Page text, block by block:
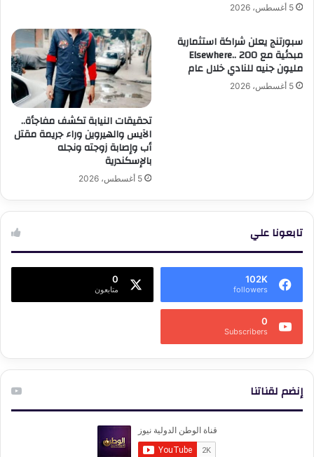
5 أغسطس، 2026
سبورتنج يعلن شراكة استثمارية
مبدئية مع Elsewhere.. 200
مليون جنيه للنادي خلال عام
5 أغسطس، 2026
تحقيقات النيابة تكشف مفاجأة..
الآيس والهيروين وراء جريمة مقتل
أب وإصابة زوجته ونجله
بالإسكندرية
5 أغسطس، 2026
تابعونا علي
102K
followers
0
متابعون
0
Subscribers
إنضم لقناتنا